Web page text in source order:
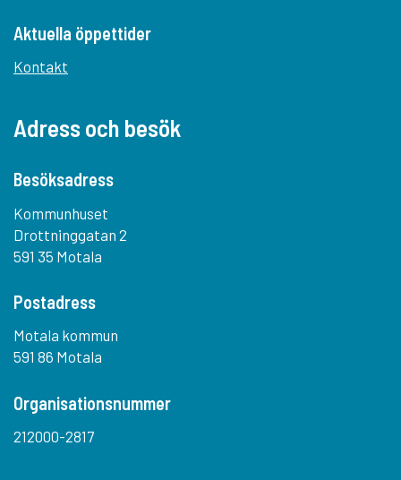
Aktuella öppettider
Kontakt
Adress och besök
Besöksadress
Kommunhuset
Drottninggatan 2
591 35 Motala
Postadress
Motala kommun
591 86 Motala
Organisationsnummer
212000-2817